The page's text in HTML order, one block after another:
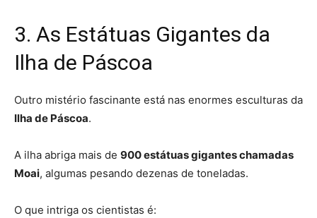
3. As Estátuas Gigantes da
Ilha de Páscoa
Outro mistério fascinante está nas enormes esculturas da
Ilha de Páscoa.
A ilha abriga mais de 900 estátuas gigantes chamadas
Moai, algumas pesando dezenas de toneladas.
O que intriga os cientistas é: